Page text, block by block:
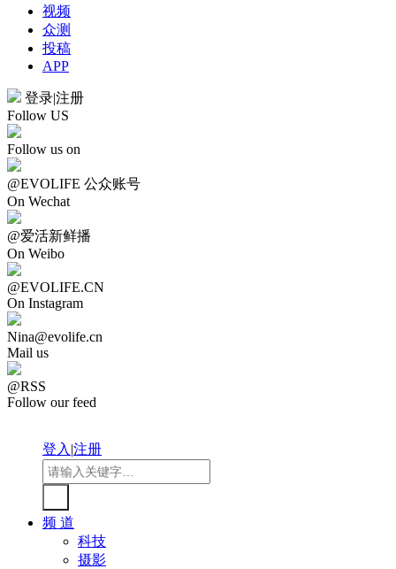
视频
众测
投稿
APP
登录|注册
Follow US
Follow us on
@EVOLIFE 公众账号
On Wechat
@爱活新鲜播
On Weibo
@EVOLIFE.CN
On Instagram
Nina@evolife.cn
Mail us
@RSS
Follow our feed
登入|注册
频 道
科技
摄影